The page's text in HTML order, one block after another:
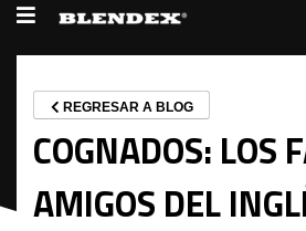
REGRESAR A BLOG
COGNADOS: LOS
AMIGOS DEL